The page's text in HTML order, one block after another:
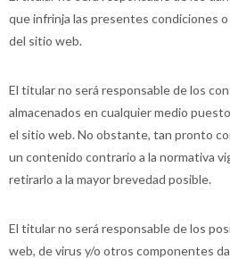
que infrinja las presentes condiciones
del sitio web.
El titular no será responsable de los
almacenados en cualquier medio
el sitio web. No obstante, tan pronto
un contenido contrario a la normativa
retirarlo a la mayor brevedad posible.
El titular no será responsable de los
web, de virus y/o otros componentes